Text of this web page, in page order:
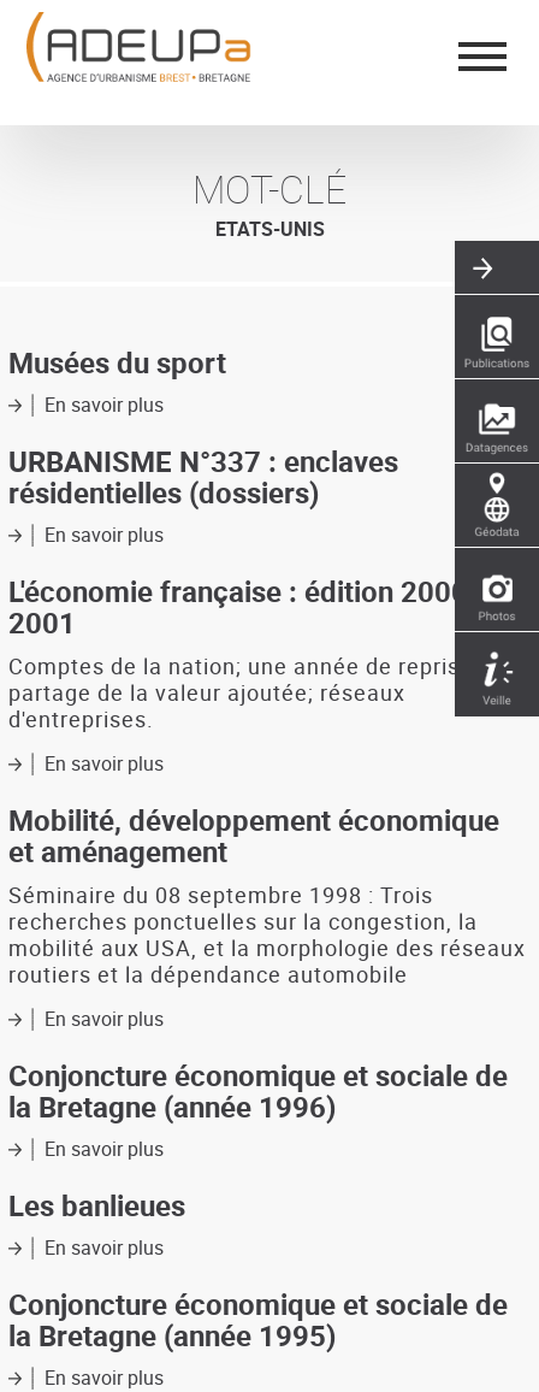
Aller
contenu
principal
MOT-CLÉ
ETATS-UNIS
Musées du sport
En savoir plussur
du
sport
URBANISME N°337 : enclaves
résidentielles (dossiers)
En savoir plussur
N°337
:
résidentielles
(dossiers)
L'économie française : édition 2000-
2001
Comptes de la nation; une année de reprise;
partage de la valeur ajoutée; réseaux
d'entreprises.
En savoir plussur
française
:
édition
2000-
2001
Mobilité, développement économique
et aménagement
Séminaire du 08 septembre 1998 : Trois
recherches ponctuelles sur la congestion, la
mobilité aux USA, et la morphologie des réseaux
routiers et la dépendance automobile
En savoir plussur
développement
économique
et
Conjoncture économique et sociale de
la Bretagne (année 1996)
En savoir plussur
économique
et
sociale
la
Bretagne
(année
Les banlieues
En savoir plussur
banlieues
Conjoncture économique et sociale de
la Bretagne (année 1995)
En savoir plussur
Panneau de gestion des cookies